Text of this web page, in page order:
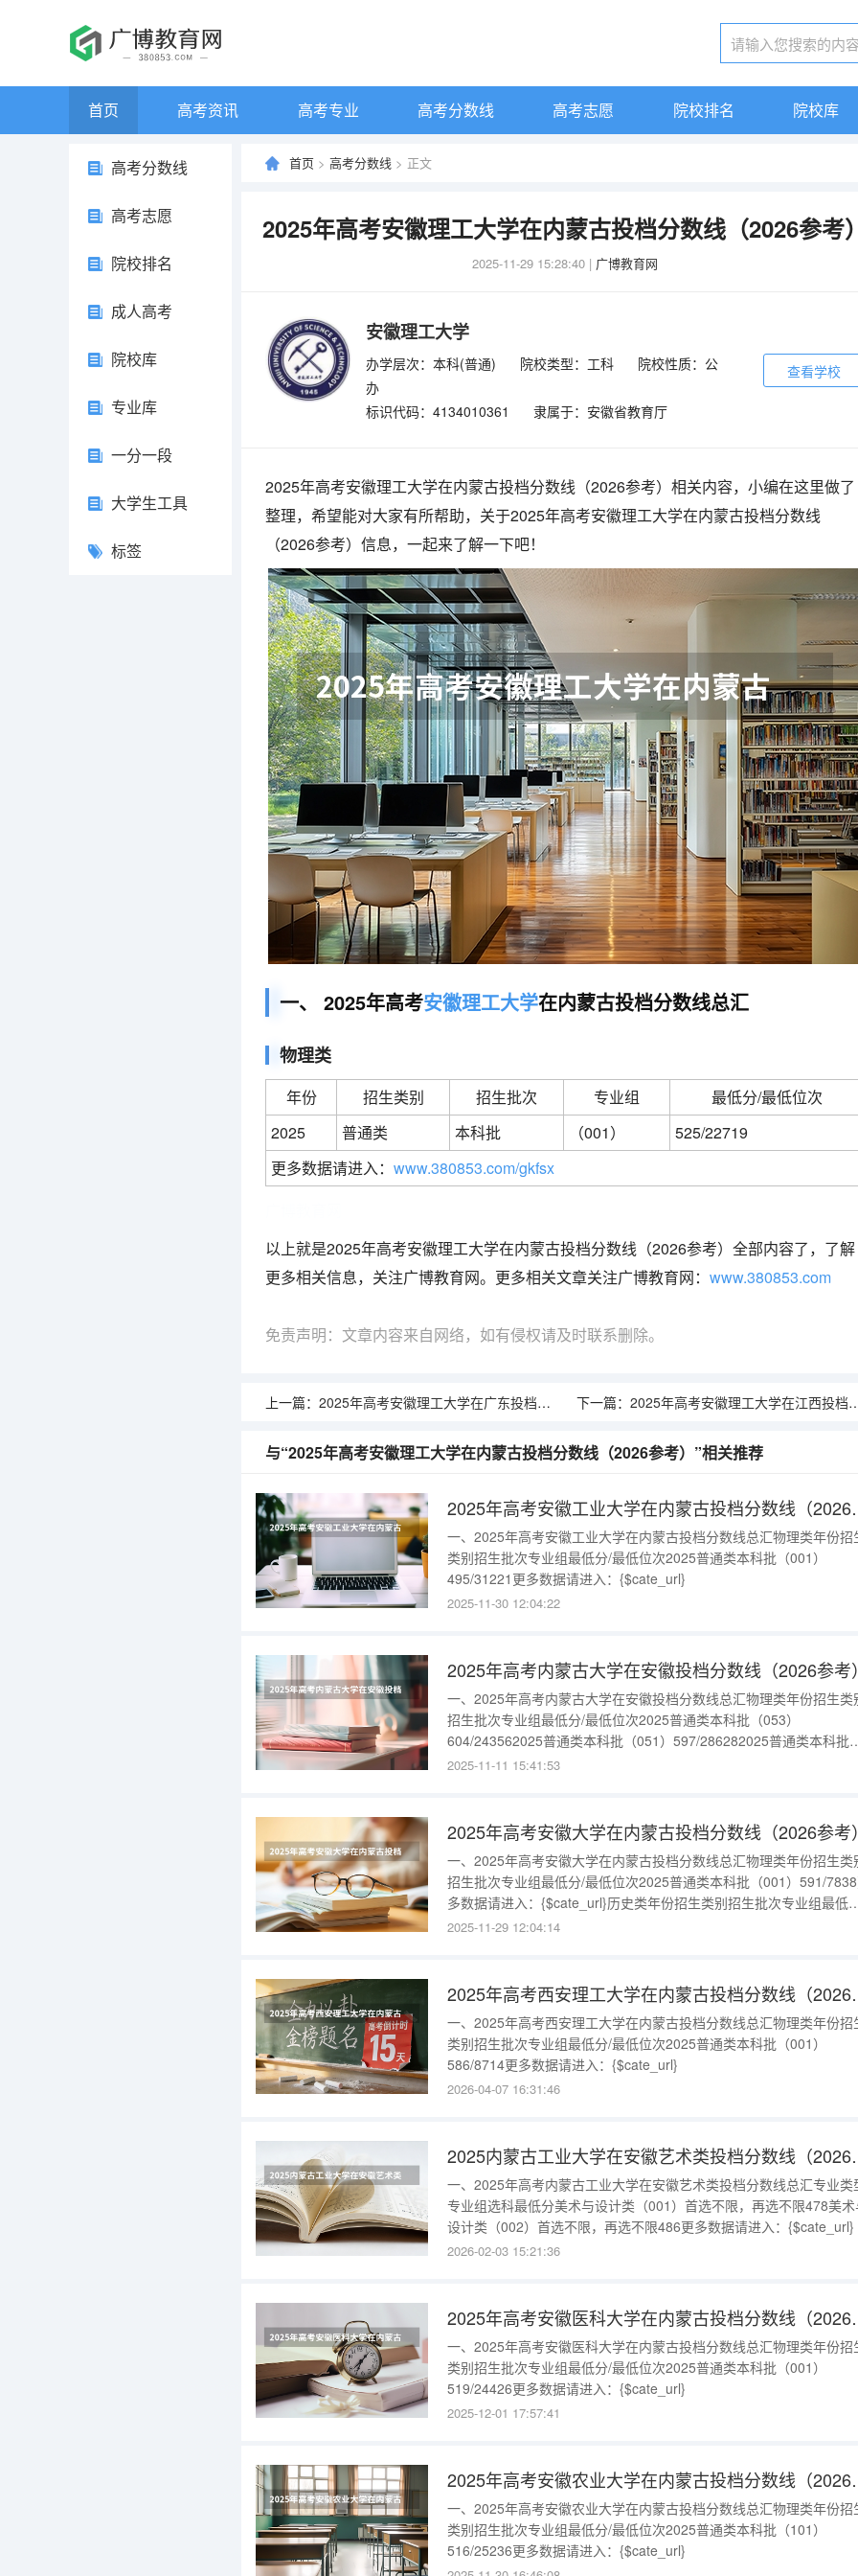
首页 高考资讯 高考专业 高考分数线 高考志愿 院校排名 院校库
高考分数线
高考志愿
院校排名
成人高考
院校库
专业库
一分一段
大学生工具
标签
首页 > 高考分数线 > 正文
2025年高考安徽理工大学在内蒙古投档分数线（2026参考）
2025-11-29 15:28:40 | 广博教育网
安徽理工大学
办学层次：本科(普通) 院校类型：工科
院校性质：公
办
标识代码：4134010361
隶属于：安徽省教育厅
查看学校
2025年高考安徽理工大学在内蒙古投档分数线（2026参考）相关内容，小编在这里做了
整理，希望能对大家有所帮助，关于2025年高考安徽理工大学在内蒙古投档分数线
（2026参考）信息，一起来了解一下吧！
一、 2025年高考安徽理工大学在内蒙古投档分数线总汇
物理类
年份 招生类别 招生批次 专业组
最低分/最低位次
2025
普通类 本科批 （001）
525/22719
更多数据请进入： www.380853.com/gkfsx
以上就是2025年高考安徽理工大学在内蒙古投档分数线（2026参考）全部内容了，了解
更多相关信息，关注广博教育网。更多相关文章关注广博教育网： www.380853.com
免责声明：文章内容来自网络，如有侵权请及时联系删除。
上一篇： 2025年高考安徽理工大学在广东投档分数线（2026参考） 下一篇： 2025年高考安徽理工大学在江西投档分数线（2026参考）
与“2025年高考安徽理工大学在内蒙古投档分数线（2026参考）”相关推荐
2025年高考
一、2025年高考安徽工业大学在内蒙古投档分数线总汇物理类年份招
类别招生批次专业组最低分/最低位次2025普通类本科批（001）
495/31221更多数据请进入：{$cate_url}
2025-11-30 12:04:22
2025年高考内蒙古大学在安徽投档分数线（2026参考）
一、2025年高考内蒙古大学在安徽投档分数线总汇物理类年份招生类
招生批次专业组最低分/最低位次2025普通类本科批（053）
604/243562025普通类本科批（051）597/286282025普通类本科批
（054）584/383332025普通类本科批（001）585/372822025普通类
2025-11-11 15:41:53
2025年高考安徽大学在内蒙古投档分数线（2026参考）
一、2025年高考安徽大学在内蒙古投档分数线总汇物理类年份招生类
招生批次专业组最低分/最低位次2025普通类本科批（001）591/
多数据请进入：{$cate_url}历史类年份招生类别招生批次专业组最低
最低位次2025普通类本科批（002）586/2287更多数据请进入：
2025-11-29 12:04:14
2025年高考
一、2025年高考西安理工大学在内蒙古投档分数线总汇物理类年份招
类别招生批次专业组最低分/最低位次2025普通类本科批（001）
586/8714更多数据请进入：{$cate_url}
2026-04-07 16:31:46
2025内蒙古
一、2025年高考内蒙古工业大学在安徽艺术类投档分数线总汇专业类
专业组选科最低分美术与设计类（001）首选不限，再选不限478美术
设计类（002）首选不限，再选不限486更多数据请进入：{$cate_url}
2026-02-03 15:21:36
2025年高考
一、2025年高考安徽医科大学在内蒙古投档分数线总汇物理类年份招
类别招生批次专业组最低分/最低位次2025普通类本科批（001）
519/24426更多数据请进入：{$cate_url}
2025-12-01 17:57:41
2025年高考
一、2025年高考安徽农业大学在内蒙古投档分数线总汇物理类年份招
类别招生批次专业组最低分/最低位次2025普通类本科批（101）
516/25236更多数据请进入：{$cate_url}